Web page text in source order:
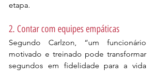
etapa.
2. Contar com equipes empáticas
Segundo Carlzon, “um funcionário
motivado e treinado pode transformar
segundos em fidelidade para a vida